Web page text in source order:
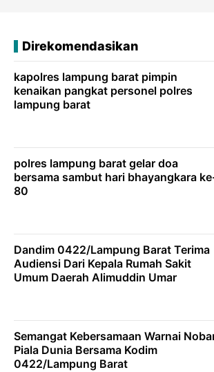
Direkomendasikan
kapolres lampung barat pimpin
kenaikan pangkat personel polres
lampung barat
polres lampung barat gelar doa
bersama sambut hari bhayangkara
80
Dandim 0422/Lampung Barat Terima
Audiensi Dari Kepala Rumah Sakit
Umum Daerah Alimuddin Umar
Semangat Kebersamaan Warnai
Piala Dunia Bersama Kodim
0422/Lampung Barat